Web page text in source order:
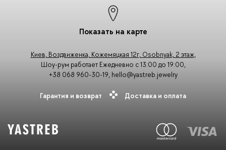
Показать на карте
Киев, Воздвиженка, Кожемяцкая 12г, Osobnyak, 2 этаж,
Шоу-рум работает Ежедневно с 13:00 до 19:00,
+38 068 960-30-19, hello@yastreb.jewelry
Гарантия и возврат Доставка и оплата